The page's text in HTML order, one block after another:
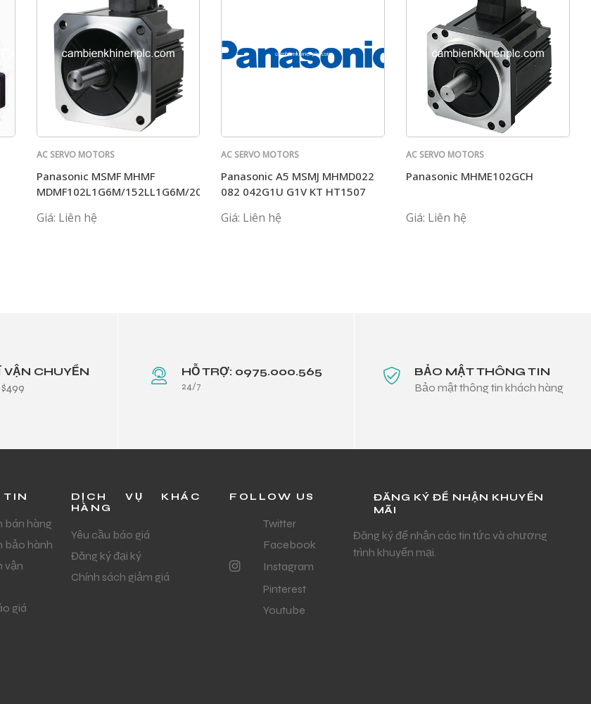
AC SERVO MOTORS
Panasonic MSMF MHMF
MDMF102L1G6M/152LL1G6M/202L1G6M/L1H6M
Giá: Liên hệ
AC SERVO MOTORS
Panasonic A5 MSMJ MHMD022
082 042G1U G1V KT HT1507
Giá: Liên hệ
AC SERVO MOTORS
Panasonic MHME102GCH
Giá: Liên hệ
VẬN CHUYỂN
HỖ TRỢ: 0975.000.565
24/7
BẢO MẬT THÔNG TIN
Bảo mật thông tin khách hàng
TIN
bán hàng
bảo hành
vận
giá
DỊCH VỤ KHÁC
HÀNG
Yêu cầu báo giá
Đăng ký đại ký
Chính sách giảm giá
FOLLOW US
Twitter
Facebook
Instagram
Pinterest
Youtube
ĐĂNG KÝ ĐỂ NHẬN KHUYẾN
MÃI
Đăng ký để nhận các tin tức và chương
trình khuyến mại.